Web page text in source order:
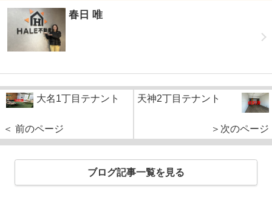
春日 唯
大名1丁目テナント
＜ 前のページ
天神2丁目テナント
＞次のページ
ブログ記事一覧を見る